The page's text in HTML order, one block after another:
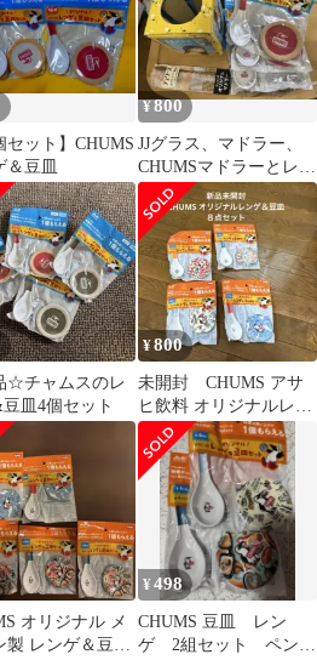
セット】CHUMS
＆豆皿
¥800
JJグラス、マドラー、
CHUMSマドラーとレン
ゲ
☆チャムスのレ
皿4個セット
¥800
未開封 CHUMS アサ
ヒ飲料 オリジナルレン
ゲ＆豆皿セット ８点セ
ット 食器
オリジナル メ
製 レンゲ＆豆皿
¥498
CHUMS 豆皿 レン
ゲ 2組セット ペンギ